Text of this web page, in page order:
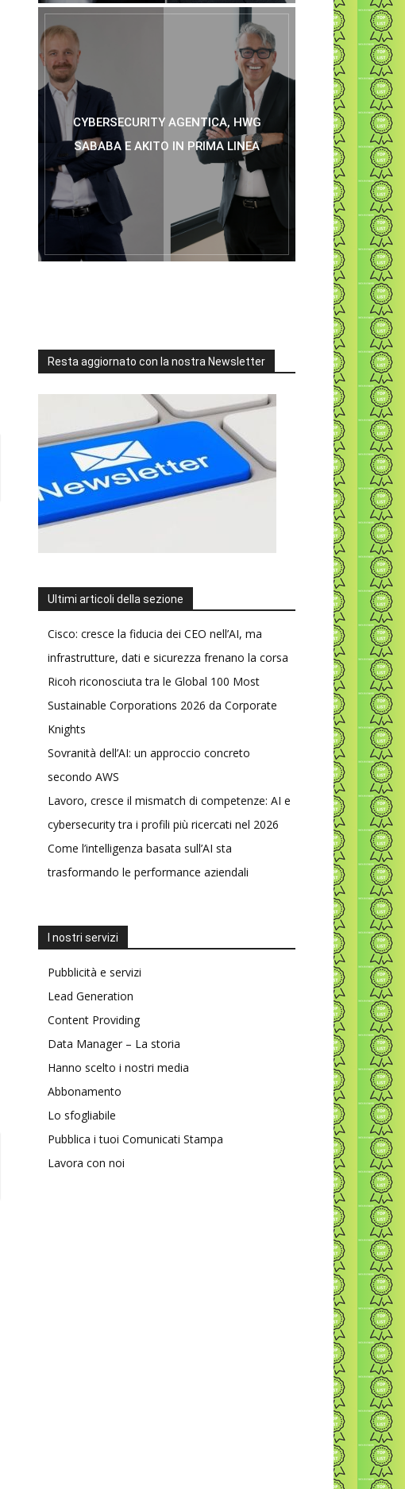
CYBERSECURITY AGENTICA, HWG
SABABA E AKITO IN PRIMA LINEA
Resta aggiornato con la nostra Newsletter
Ultimi articoli della sezione
Cisco: cresce la fiducia dei CEO nell’AI, ma
infrastrutture, dati e sicurezza frenano la corsa
Ricoh riconosciuta tra le Global 100 Most
Sustainable Corporations 2026 da Corporate
Knights
Sovranità dell’AI: un approccio concreto
secondo AWS
Lavoro, cresce il mismatch di competenze: AI e
cybersecurity tra i profili più ricercati nel 2026
Come l’intelligenza basata sull’AI sta
trasformando le performance aziendali
I nostri servizi
Pubblicità e servizi
Lead Generation
Content Providing
Data Manager – La storia
Hanno scelto i nostri media
Abbonamento
Lo sfogliabile
Pubblica i tuoi Comunicati Stampa
Lavora con noi